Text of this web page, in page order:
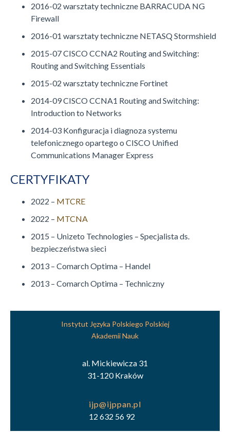
2016-02 warsztaty techniczne BARRACUDA NG
Firewall
2016-01 warsztaty techniczne NETASQ Stormshield
2015-07 CISCO CCNA2 Routing and Switching:
Routing and Switching Essentials
2015-02 warsztaty techniczne Fortinet
2014-09 CISCO CCNA1 Routing and Switching:
Introduction to Networks
2014-03 Konfiguracja i diagnoza systemu
telefonicznego opartego o CISCO Unified
Communications Manager Express
CERTYFIKATY
2022 – MTCRE
2022 – MTCNA
2015 – Unizeto Technologies – Specjalista ds.
bezpieczeństwa sieci
2013 – Comarch Optima – Handel
2013 – Comarch Optima – Techniczny
Instytut Języka Polskiego Polskiej
Akademii Nauk
al. Mickiewicza 31
31-120 Kraków
12 632 56 92